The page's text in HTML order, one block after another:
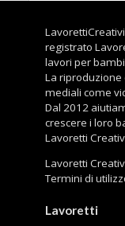
registrato
lavori per
La riproduzione
mediali come
Dal 2012
crescere i loro
Lavoretti
Lavoretti
Termini di
Lavoretti